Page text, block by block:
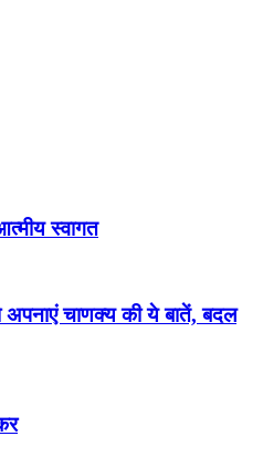
स्वागत
चाणक्य की ये बातें, बदल